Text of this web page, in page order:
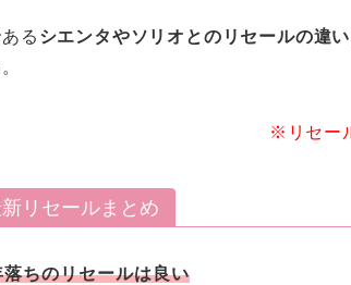
る シエンタやソリオとのリセールの違
※リセー
リセールまとめ
ちのリセールは良い